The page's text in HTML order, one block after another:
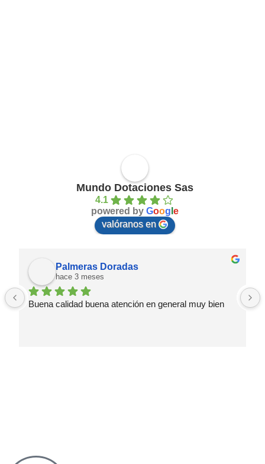
Mundo Dotaciones Sas
4.1
powered by Goog e
valóranos en
Palmeras Doradas
hace 3 meses
Buena calidad buena atención en general muy bien